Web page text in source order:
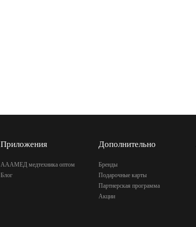
Приложения
АААМЕД медтехника оптом
Блог
Дополнительно
Бренды
Подарочные карты
Партнерская программа
Акции